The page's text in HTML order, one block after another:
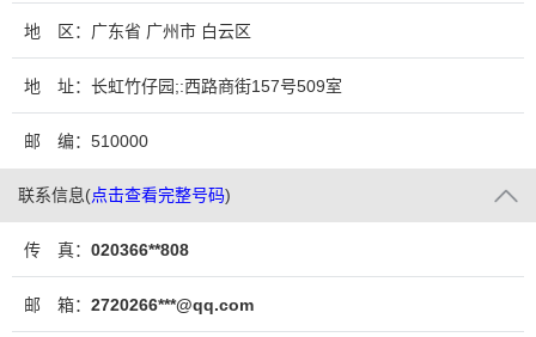
地 区：广东省 广州市 白云区
地 址：长虹竹仔园;:西路商街157号509室
邮 编：510000
联系信息(点击查看完整号码)
传 真： 020366**808
邮 箱： 2720266***@qq.com